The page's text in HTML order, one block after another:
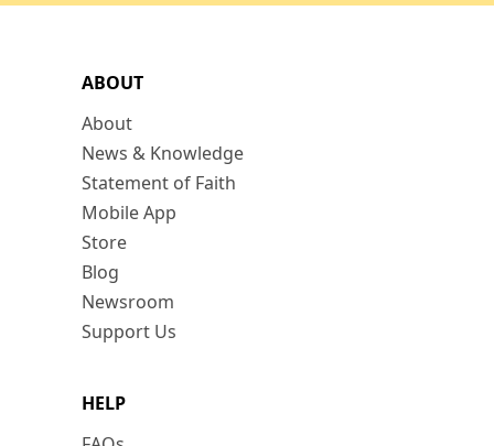
ABOUT
About
News & Knowledge
Statement of Faith
Mobile App
Store
Blog
Newsroom
Support Us
HELP